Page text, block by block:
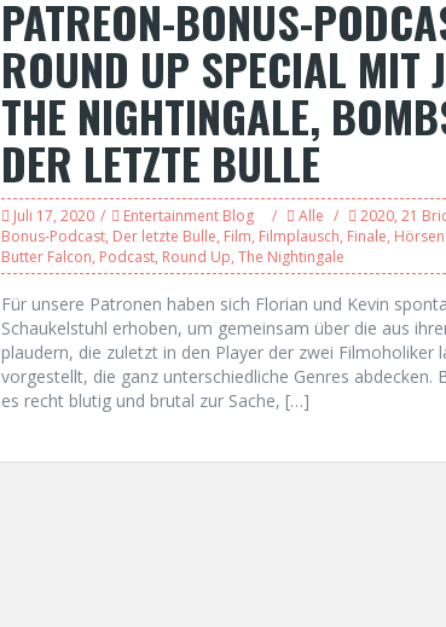
PATREON-BONUS-
ROUND UP SPECIAL MIT
THE NIGHTINGALE,
DER LETZTE BULLE
Juli 17, 2020 Entertainment Blog Alle 2020, 21
Bonus-Podcast, Der letzte Bulle, Film, Filmplausch, Finale,
Butter Falcon, Podcast, Round Up, The Nightingale
Für unsere Patronen haben sich Florian und Kevin
Schaukelstuhl erhoben, um gemeinsam über die aus
plaudern, die zuletzt in den Player der zwei Filmoholiker
vorgestellt, die ganz unterschiedliche Genres
es recht blutig und brutal zur Sache, […]